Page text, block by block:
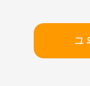
그